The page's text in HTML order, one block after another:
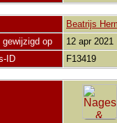
Beatrijs
gewijzigd op
12 apr 2021
ID
F13419